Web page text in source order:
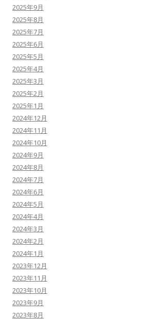
2025年9月
2025年8月
2025年7月
2025年6月
2025年5月
2025年4月
2025年3月
2025年2月
2025年1月
2024年12月
2024年11月
2024年10月
2024年9月
2024年8月
2024年7月
2024年6月
2024年5月
2024年4月
2024年3月
2024年2月
2024年1月
2023年12月
2023年11月
2023年10月
2023年9月
2023年8月